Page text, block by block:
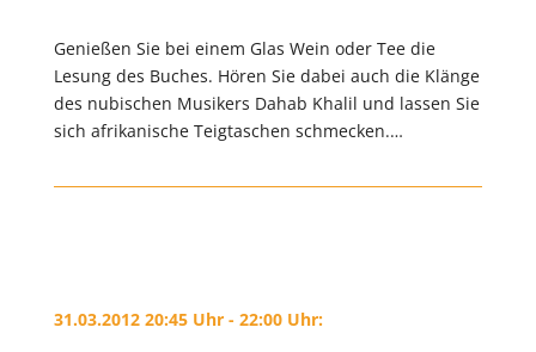
Genießen Sie bei einem Glas Wein oder Tee die
Lesung des Buches. Hören Sie dabei auch die Klänge
des nubischen Musikers Dahab Khalil und lassen Sie
sich afrikanische Teigtaschen schmecken.…
31.03.2012 20:45 Uhr - 22:00 Uhr: